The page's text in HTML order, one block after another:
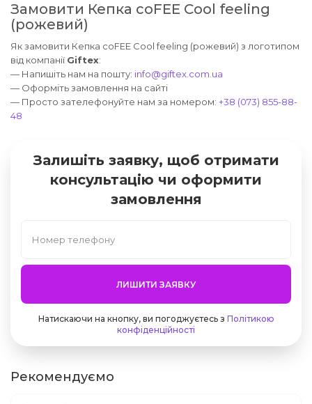
Замовити Кепка coFEE Cool feeling
(рожевий)
Як замовити Кепка coFEE Cool feeling (рожевий) з логотипом
від компанії Giftex:
— Напишіть нам на пошту: info@giftex.com.ua
— Оформіть замовлення на сайті
— Просто зателефонуйте нам за номером: +38 (073) 855-88-
48
Залишіть заявку, щоб отримати
консультацію чи оформити
замовлення
ЛИШИТИ ЗАЯВКУ
Натискаючи на кнопку, ви погоджуєтесь з Політикою
конфіденційності
Рекомендуємо